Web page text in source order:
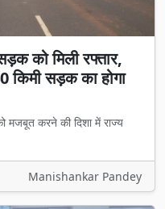
को मिली रफ्तार,
किमी सड़क का होगा
मजबूत करने की दिशा में राज्य
Manishankar Pandey